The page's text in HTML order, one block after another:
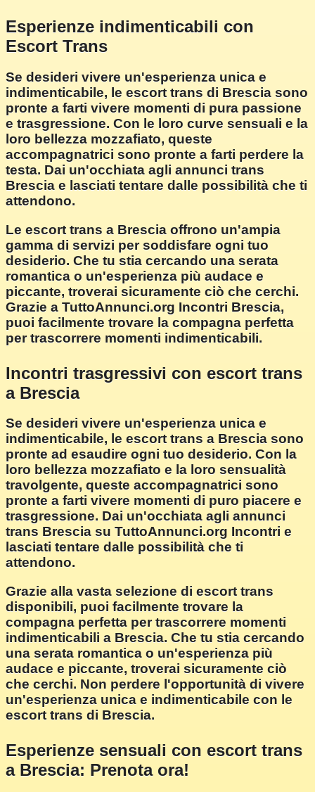
Esperienze indimenticabili con
Escort Trans
Se desideri vivere un'esperienza unica e
indimenticabile, le escort trans di Brescia sono
pronte a farti vivere momenti di pura passione
e trasgressione. Con le loro curve sensuali e la
loro bellezza mozzafiato, queste
accompagnatrici sono pronte a farti perdere la
testa. Dai un'occhiata agli annunci trans
Brescia e lasciati tentare dalle possibilità che ti
attendono.
Le escort trans a Brescia offrono un'ampia
gamma di servizi per soddisfare ogni tuo
desiderio. Che tu stia cercando una serata
romantica o un'esperienza più audace e
piccante, troverai sicuramente ciò che cerchi.
Grazie a TuttoAnnunci.org Incontri Brescia,
puoi facilmente trovare la compagna perfetta
per trascorrere momenti indimenticabili.
Incontri trasgressivi con escort trans
a Brescia
Se desideri vivere un'esperienza unica e
indimenticabile, le escort trans a Brescia sono
pronte ad esaudire ogni tuo desiderio. Con la
loro bellezza mozzafiato e la loro sensualità
travolgente, queste accompagnatrici sono
pronte a farti vivere momenti di puro piacere e
trasgressione. Dai un'occhiata agli annunci
trans Brescia su TuttoAnnunci.org Incontri e
lasciati tentare dalle possibilità che ti
attendono.
Grazie alla vasta selezione di escort trans
disponibili, puoi facilmente trovare la
compagna perfetta per trascorrere momenti
indimenticabili a Brescia. Che tu stia cercando
una serata romantica o un'esperienza più
audace e piccante, troverai sicuramente ciò
che cerchi. Non perdere l'opportunità di vivere
un'esperienza unica e indimenticabile con le
escort trans di Brescia.
Esperienze sensuali con escort trans
a Brescia: Prenota ora!